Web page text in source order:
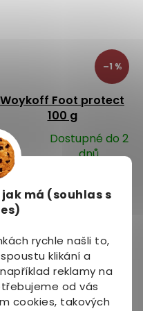
má (souhlas s
rychle našli to,
klikání a
reklamy na
od vás
cookies, takových
–1 %
Woykoff Foot protect
100 g
Dostupné do 2
dnů
Do košíku